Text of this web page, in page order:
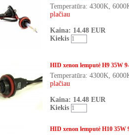
Temperatūra: 4300K,
plačiau
Kaina: 14.48 EUR
Kiekis
HID xenon lemputė H9 35W
Temperatūra: 4300K,
plačiau
Kaina: 14.48 EUR
Kiekis
HID xenon lemputė H10 35W